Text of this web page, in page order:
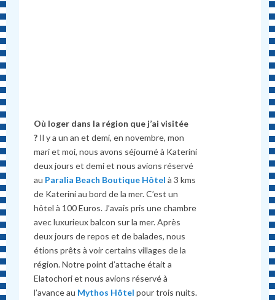
Où loger dans la région que j’ai visitée
? Il y a un an et demi, en novembre, mon
mari et moi, nous avons séjourné à Katerini
deux jours et demi et nous avions réservé
au Paralia Beach Boutique Hôtel à 3 kms
de Katerini au bord de la mer. C’est un
hôtel à 100 Euros. J’avais pris une chambre
avec luxurieux balcon sur la mer. Après
deux jours de repos et de balades, nous
étions prêts à voir certains villages de la
région. Notre point d’attache était a
Elatochori et nous avions réservé à
l’avance au Mythos Hôtel pour trois nuits.